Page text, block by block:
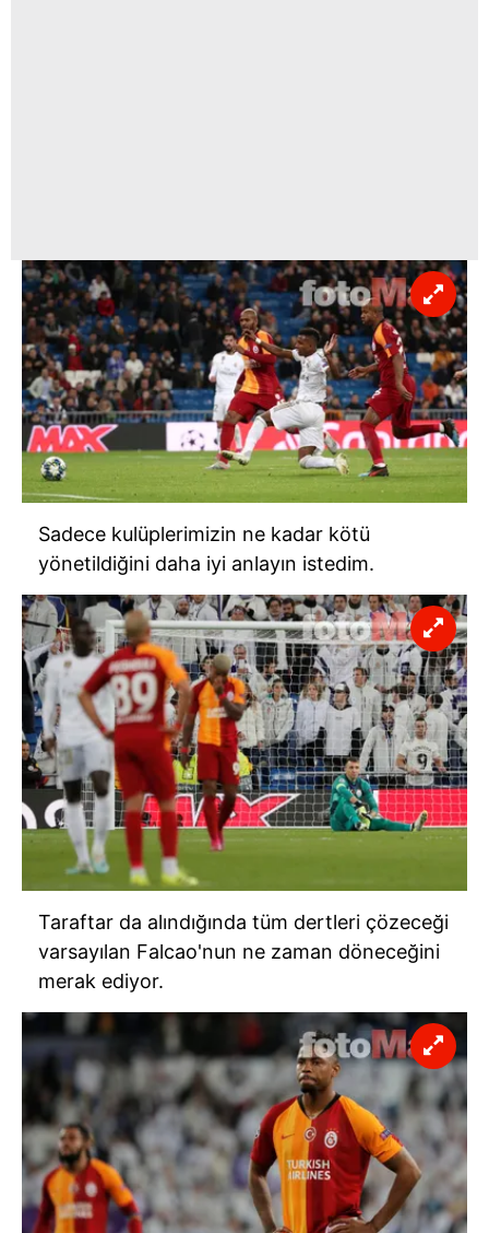
Sadece kulüplerimizin ne kadar kötü
yönetildiğini daha iyi anlayın istedim.
Taraftar da alındığında tüm dertleri çözeceği
varsayılan Falcao'nun ne zaman döneceğini
merak ediyor.